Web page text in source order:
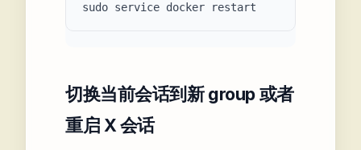
切换当前会话到新 group 或者
重启 X 会话